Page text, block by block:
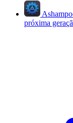
próxima